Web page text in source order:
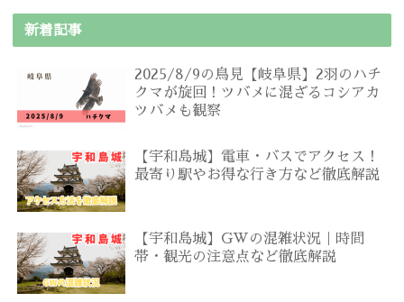
新着記事
2025/8/9の鳥見【岐阜県】2羽のハチ
クマが旋回！ツバメに混ざるコシアカ
ツバメも観察
【宇和島城】電車・バスでアクセス！
最寄り駅やお得な行き方など徹底解説
【宇和島城】GWの混雑状況｜時間
帯・観光の注意点など徹底解説